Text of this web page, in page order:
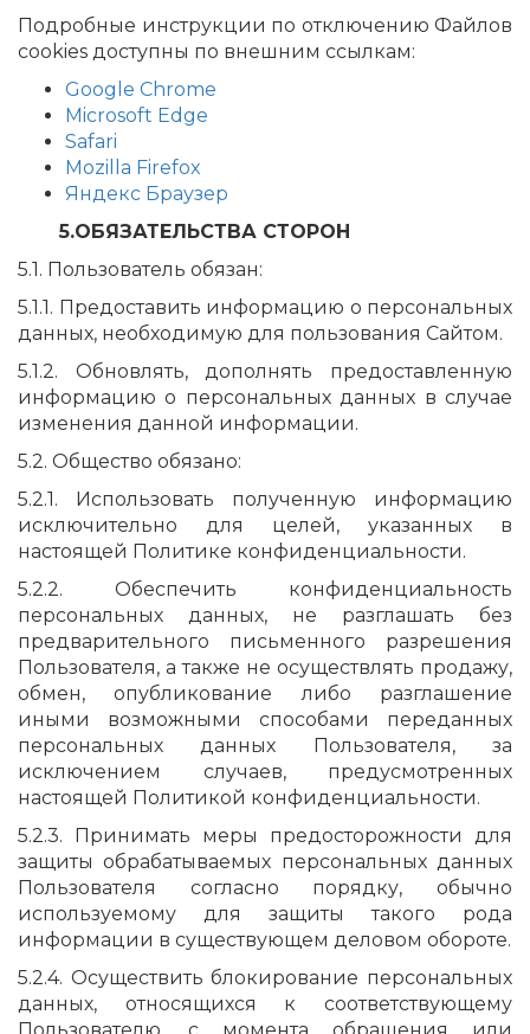
Подробные инструкции по отключению Файлов
cookies доступны по внешним ссылкам:
Google Chrome
Microsoft Edge
Safari
Mozilla Firefox
Яндекс Браузер
5.ОБЯЗАТЕЛЬСТВА СТОРОН
5.1. Пользователь обязан:
5.1.1. Предоставить информацию о персональных
данных, необходимую для пользования Сайтом.
5.1.2. Обновлять, дополнять предоставленную
информацию о персональных данных в случае
изменения данной информации.
5.2. Общество обязано:
5.2.1. Использовать полученную информацию
исключительно для целей, указанных в
настоящей Политике конфиденциальности.
5.2.2. Обеспечить конфиденциальность
персональных данных, не разглашать без
предварительного письменного разрешения
Пользователя, а также не осуществлять продажу,
обмен, опубликование либо разглашение
иными возможными способами переданных
персональных данных Пользователя, за
исключением случаев, предусмотренных
настоящей Политикой конфиденциальности.
5.2.3. Принимать меры предосторожности для
защиты обрабатываемых персональных данных
Пользователя согласно порядку, обычно
используемому для защиты такого рода
информации в существующем деловом обороте.
5.2.4. Осуществить блокирование персональных
данных, относящихся к соответствующему